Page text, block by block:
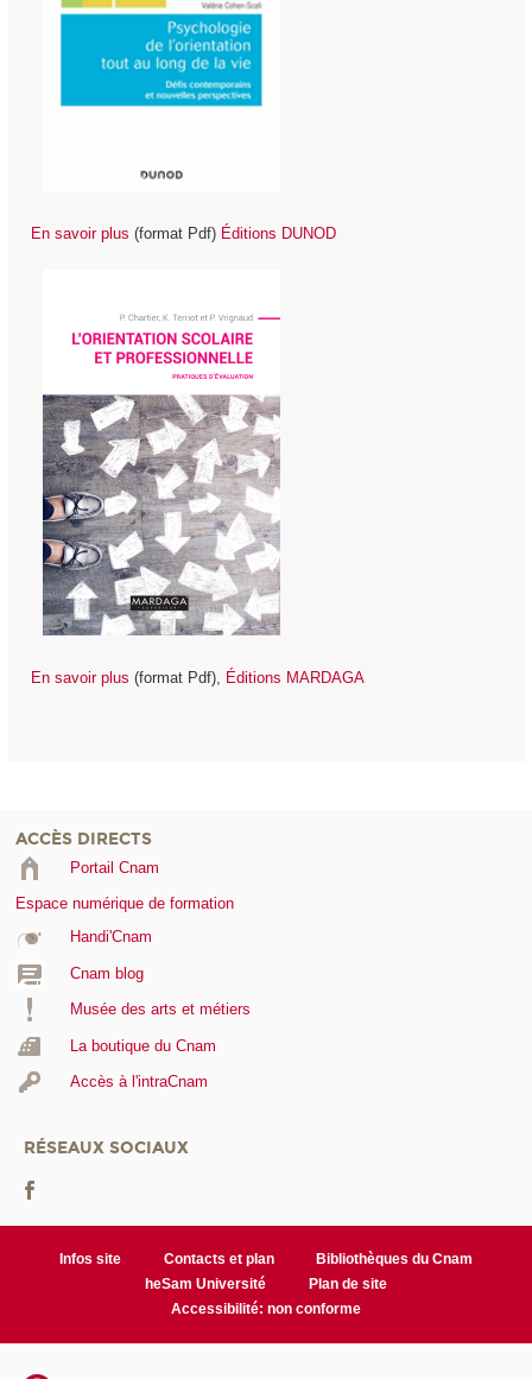
En savoir plus (format Pdf) Éditions DUNOD
En savoir plus (format Pdf), Éditions MARDAGA
ACCÈS DIRECTS
Portail Cnam
Espace numérique de formation
Handi'Cnam
Cnam blog
Musée des arts et métiers
La boutique du Cnam
Accès à l'intraCnam
RÉSEAUX SOCIAUX
Infos site Contacts et plan
Bibliothèques du Cnam
heSam Université
Plan de site
Accessibilité: non conforme